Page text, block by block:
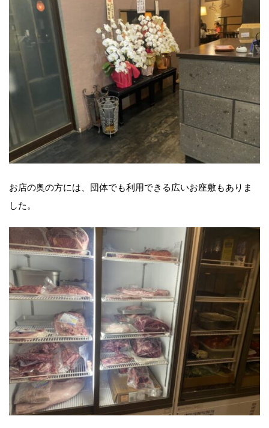
お店の奥の方には、団体でも利用できる広いお座敷もありま
した。